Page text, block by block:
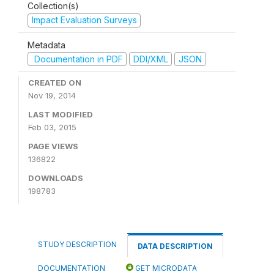
Collection(s)
Impact Evaluation Surveys
Metadata
Documentation in PDF
DDI/XML JSON
CREATED ON
Nov 19, 2014
LAST MODIFIED
Feb 03, 2015
PAGE VIEWS
136822
DOWNLOADS
198783
STUDY DESCRIPTION DATA DESCRIPTION
DOCUMENTATION GET MICRODATA